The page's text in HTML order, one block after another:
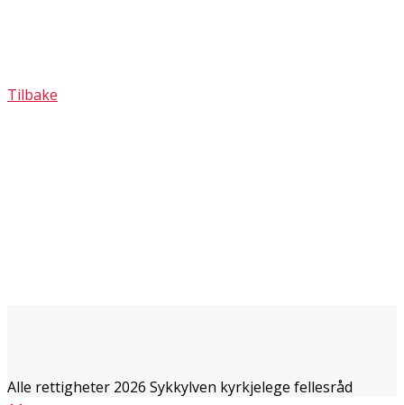
Tilbake
Alle rettigheter 2026 Sykkylven kyrkjelege fellesråd